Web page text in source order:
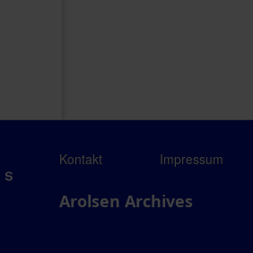
Kontakt Impressum
Arolsen Archives